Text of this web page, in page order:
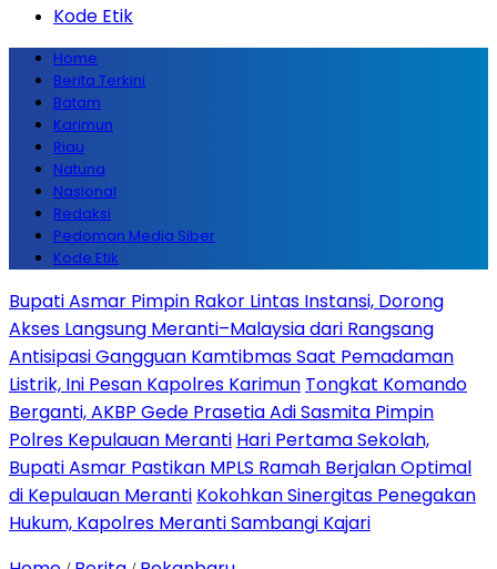
Kode Etik
Home
Berita Terkini
Batam
Karimun
Riau
Natuna
Nasional
Redaksi
Pedoman Media Siber
Kode Etik
Bupati Asmar Pimpin Rakor Lintas Instansi, Dorong
Akses Langsung Meranti–Malaysia dari Rangsang
Antisipasi Gangguan Kamtibmas Saat Pemadaman
Listrik, Ini Pesan Kapolres Karimun Tongkat Komando
Berganti, AKBP Gede Prasetia Adi Sasmita Pimpin
Polres Kepulauan Meranti Hari Pertama Sekolah,
Bupati Asmar Pastikan MPLS Ramah Berjalan Optimal
di Kepulauan Meranti Kokohkan Sinergitas Penegakan
Hukum, Kapolres Meranti Sambangi Kajari